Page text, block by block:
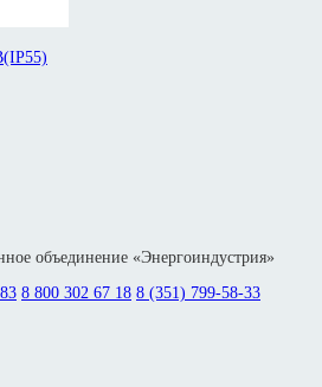
объединение «Энергоиндустрия»
8 800 302 67 18 8 (351) 799-58-33